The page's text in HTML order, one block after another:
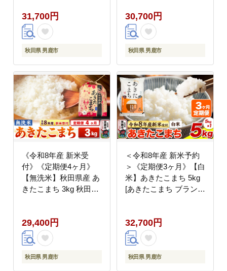
田県産]
31,700円
秋田県 男鹿市
精米 米どころ 秋田 秋
田県産 新米 先行受付]
30,700円
秋田県 男鹿市
《令和8年産 新米受
付》《定期便4ヶ月》
【無洗米】秋田県産 あ
きたこまち 3kg 秋田県
まち ブランド米 お米
白米 精米 無洗米 米ど
ころ 秋田 秋田県産 新
米 先行受付]
29,400円
秋田県 男鹿市
＜令和8年産 新米予約
＞《定期便3ヶ月》【白
米】あきたこまち 5kg
[あきたこまち ブランド
32,700円
秋田県 男鹿市